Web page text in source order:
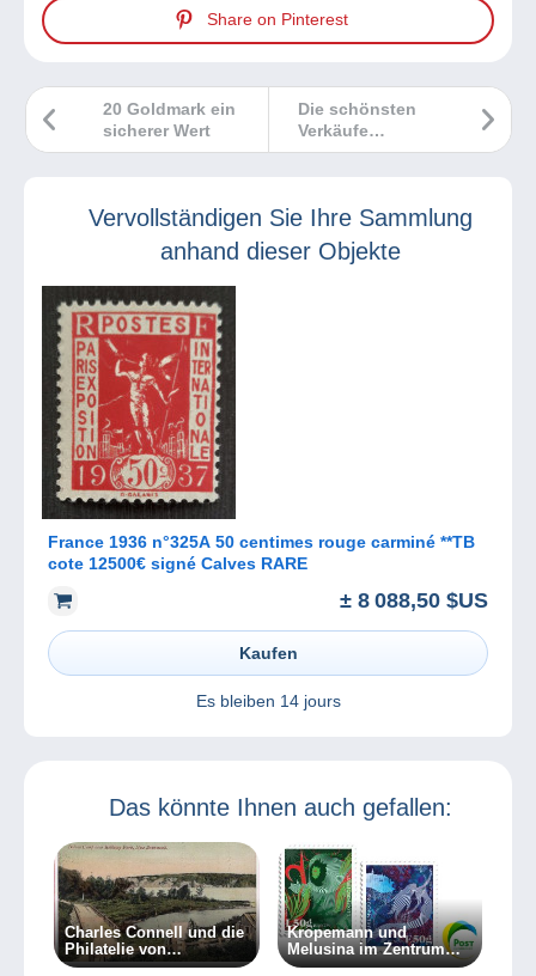
Share on Pinterest
Die schönsten
Verkäufe
Delcampe Januar
20 Goldmark ein
sicherer Wert
Vervollständigen Sie Ihre Sammlung
anhand dieser Objekte
France 1936 n°325A 50 centimes rouge carminé **TB
cote 12500€ signé Calves RARE
± 8 088,50 $US
Kaufen
Es bleiben 14 jours
Das könnte Ihnen auch gefallen:
Charles Connell und die
Philatelie von
Neubraunschweig
Kropemann und
Melusina im Zentrum
der Mythen und